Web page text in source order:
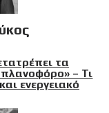
τα
– Τι
ενεργειακό